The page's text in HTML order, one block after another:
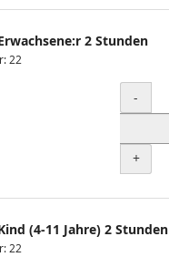
2 Stunden
22
Menge
-
+
(4-11 Jahre) 2 Stunden
22